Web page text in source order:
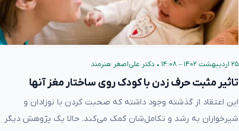
۲۵ اردیبهشت ۱۴۰۲ – ۱۴:۰۸ • دکتر علی‌اصغر هنرمند
تاثیر مثبت حرف زدن با کودک روی ساختار مغز آنها
این اعتقاد از گذشته وجود داشته که صحبت کردن با نوزادان و
شیرخواران به رشد و تکامل‌شان کمک می‌کند. حالا یک پژوهش دیگر